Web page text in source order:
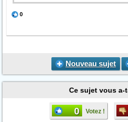
0
Nouveau sujet
Ce sujet vous a-
0 Votez !